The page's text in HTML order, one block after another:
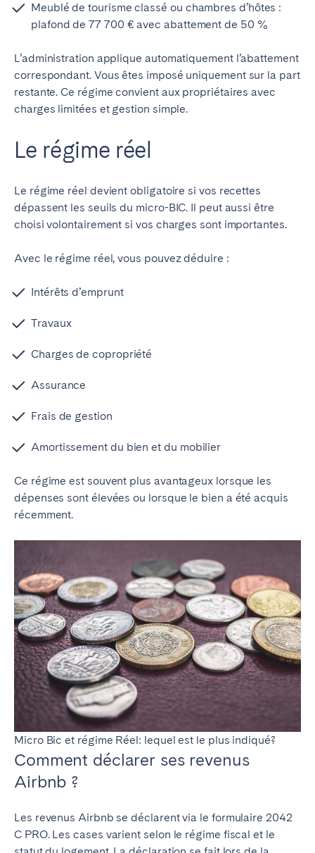
Meublé de tourisme classé ou chambres d’hôtes :
plafond de 77 700 € avec abattement de 50 %
L’administration applique automatiquement l’abattement
correspondant. Vous êtes imposé uniquement sur la part
restante. Ce régime convient aux propriétaires avec
charges limitées et gestion simple.
Le régime réel
Le régime réel devient obligatoire si vos recettes
dépassent les seuils du micro-BIC. Il peut aussi être
choisi volontairement si vos charges sont importantes.
Avec le régime réel, vous pouvez déduire :
Intérêts d’emprunt
Travaux
Charges de copropriété
Assurance
Frais de gestion
Amortissement du bien et du mobilier
Ce régime est souvent plus avantageux lorsque les
dépenses sont élevées ou lorsque le bien a été acquis
récemment.
Micro Bic et régime Réel: lequel est le plus indiqué?
Comment déclarer ses revenus
Airbnb ?
Les revenus Airbnb se déclarent via le formulaire 2042
C PRO. Les cases varient selon le régime fiscal et le
Geneva
ÉMIRATS ARABES UNIS
Dubaï
ROYAUME-UNI
ANGLETERRE
Bath
Birmingham
Londres
Manchester
SCOTLAND
Edinburgh
WALES
PORTUGAL
Albufeira
Aveiro
Coimbra
Évora
Leiria
Porto
Setúbal
Viana do Castelo
MADÈRE
AZORES
Ponta Delgada
Aller sur la page globale